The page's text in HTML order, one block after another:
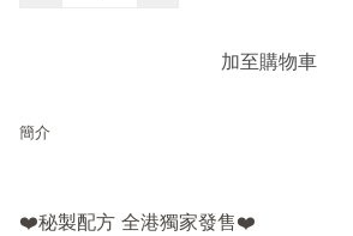
加至購物車
簡介
❤️秘製配方 全港獨家發售❤️